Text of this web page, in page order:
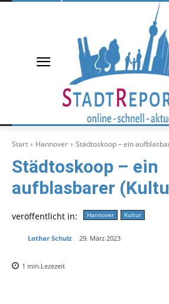
Start Hannover Städtoskoop – ein
Städtoskoop – ein
aufblasbarer
veröffentlicht in: Hannover Kultur
Lothar Schulz 29. März 2023
1 min.Lezezeit